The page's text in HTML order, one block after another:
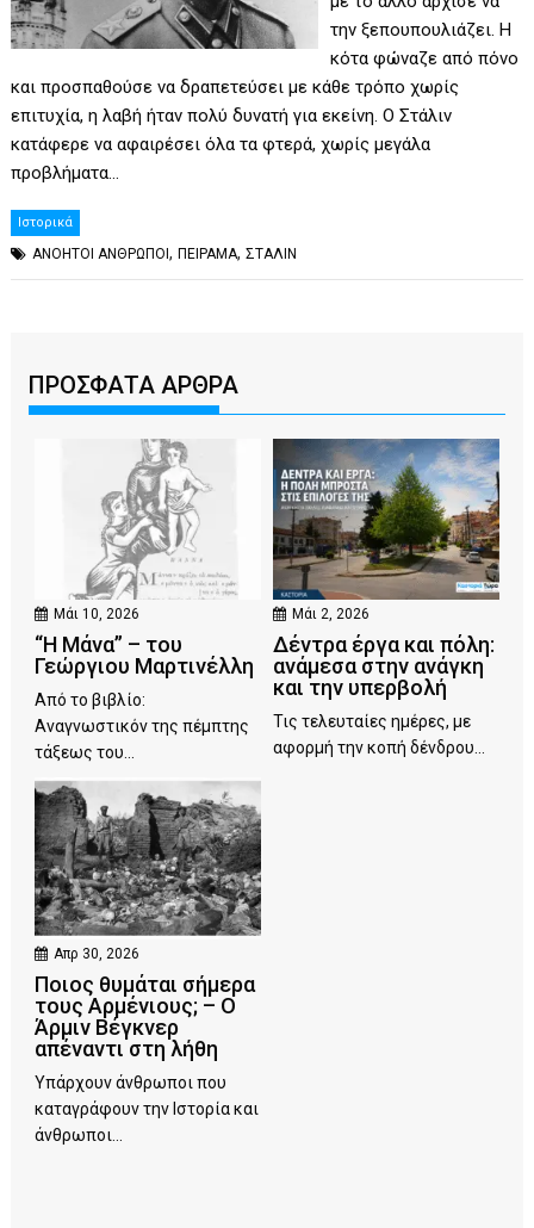
την ξεπουπουλιάζει. Η
κότα φώναζε από πόνο
και προσπαθούσε να δραπετεύσει με κάθε τρόπο χωρίς
επιτυχία, η λαβή ήταν πολύ δυνατή για εκείνη. Ο Στάλιν
κατάφερε να αφαιρέσει όλα τα φτερά, χωρίς μεγάλα
προβλήματα…
Ιστορικά
ΑΝΟΗΤΟΙ ΑΝΘΡΩΠΟΙ,ΠΕΙΡΑΜΑ,ΣΤΑΛΙΝ
ΠΡΟΣΦΑΤΑ ΑΡΘΡΑ
Μάι 10, 2026
“Η Μάνα” – του
Γεώργιου Μαρτινέλλη
Από το βιβλίο:
Αναγνωστικόν της πέμπτης
τάξεως του...
Μάι 2, 2026
Δέντρα έργα και πόλη:
ανάμεσα στην ανάγκη
και την υπερβολή
Τις τελευταίες ημέρες, με
αφορμή την κοπή δένδρου...
Απρ 30, 2026
Ποιος θυμάται σήμερα
τους Αρμένιους; – Ο
Άρμιν Βέγκνερ
απέναντι στη λήθη
Υπάρχουν άνθρωποι που
καταγράφουν την Ιστορία και
άνθρωποι...